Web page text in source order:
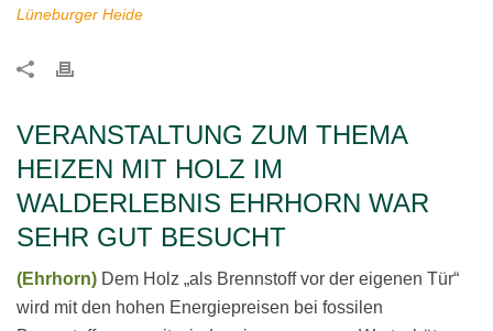
Lüneburger Heide
VERANSTALTUNG ZUM THEMA
HEIZEN MIT HOLZ IM
WALDERLEBNIS EHRHORN WAR
SEHR GUT BESUCHT
(Ehrhorn) Dem Holz „als Brennstoff vor der eigenen Tür“
wird mit den hohen Energiepreisen bei fossilen